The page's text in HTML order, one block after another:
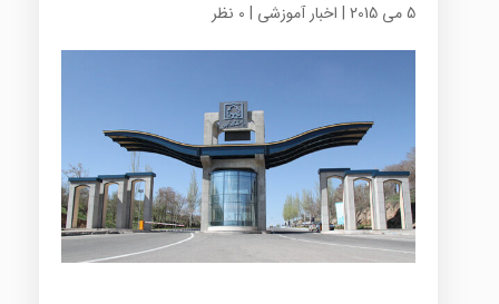
5 می 2015 | اخبار آموزشی | 0 نظر